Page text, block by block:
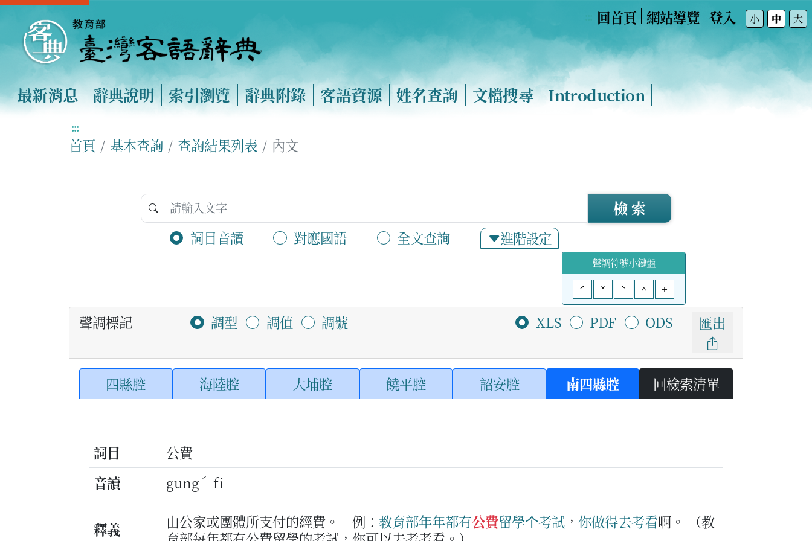
回首頁 網站導覽 登入 小 中 大
最新消息 辭典說明 索引瀏覽 辭典附錄 客語資源 姓名查詢 文檔搜尋 Introduction
:::
首頁 基本查詢 查詢結果列表 內文
詞目音讀 對應國語 全文查詢 進階設定
檢 索
聲調符號小鍵盤
ˊ
ˇ ˋ ^ +
聲調標記 調型 調值 調號 XLS PDF ODS 匯出
四縣腔 海陸腔 大埔腔 饒平腔 詔安腔 南四縣腔 回檢索清單
詞目
公費
音讀
gung ˊ fi
釋義 由公家或團體所支付的經費。 例： 教育部年年都有公費留學个考試 ， 你做得去考看啊。
（教